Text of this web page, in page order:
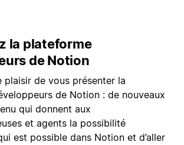
la plateforme
de Notion
plaisir de vous présenter la
de Notion : de nouveaux
qui donnent aux
et agents la possibilité
est possible dans Notion et d’aller